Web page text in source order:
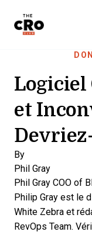
Skip to main content
Logiciel
et
By
Phil Gray
Phil Gray COO of
Philip Gray est le
White Zebra et
RevOps Team.